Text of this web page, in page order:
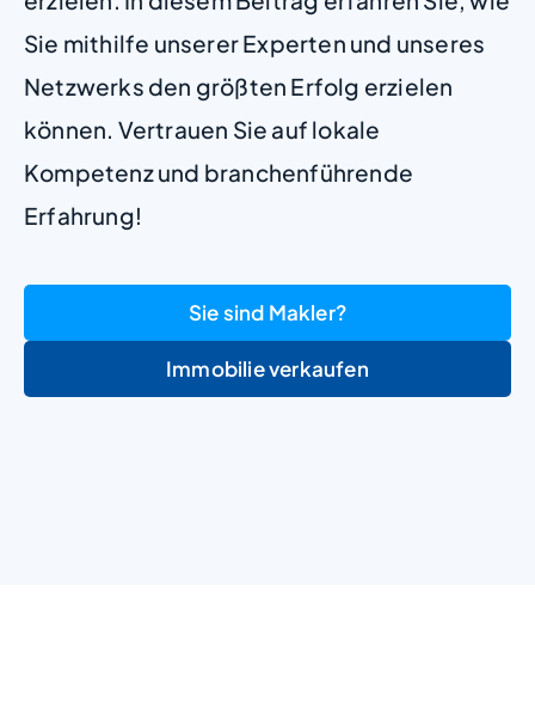
Sie mithilfe unserer Experten und unseres
Netzwerks den größten Erfolg erzielen
können. Vertrauen Sie auf lokale
Kompetenz und branchenführende
Erfahrung!
Sie sind Makler?
Immobilie verkaufen